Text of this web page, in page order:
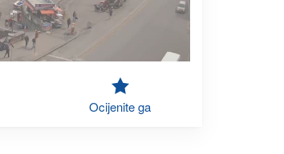
Ocijenite ga